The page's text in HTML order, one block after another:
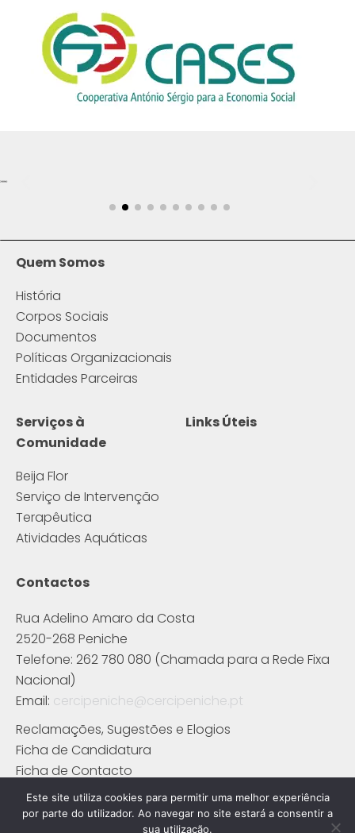
Quem Somos
História
Corpos Sociais
Documentos
Políticas Organizacionais
Entidades Parceiras
Serviços à
Comunidade
Beija Flor
Serviço de Intervenção
Terapêutica
Atividades Aquáticas
Links Úteis
Contactos
Rua Adelino Amaro da Costa
2520-268 Peniche
Telefone: 262 780 080 (Chamada para a Rede Fixa
Nacional)
Email: cercipeniche@cercipeniche.pt
Reclamações, Sugestões e Elogios
Ficha de Candidatura
Ficha de Contacto
Este site utiliza cookies para permitir uma melhor experiência
por parte do utilizador. Ao navegar no site estará a consentir a
sua utilização.